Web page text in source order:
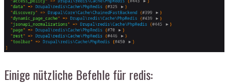
Einige nützliche Befehle für redis: